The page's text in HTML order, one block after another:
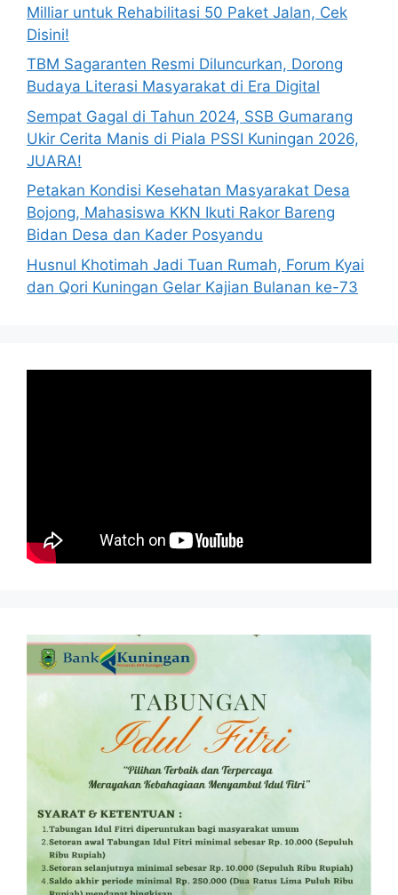
Milliar untuk Rehabilitasi 50 Paket Jalan, Cek
Disini!
TBM Sagaranten Resmi Diluncurkan, Dorong
Budaya Literasi Masyarakat di Era Digital
Sempat Gagal di Tahun 2024, SSB Gumarang
Ukir Cerita Manis di Piala PSSI Kuningan 2026,
JUARA!
Petakan Kondisi Kesehatan Masyarakat Desa
Bojong, Mahasiswa KKN Ikuti Rakor Bareng
Bidan Desa dan Kader Posyandu
Husnul Khotimah Jadi Tuan Rumah, Forum Kyai
dan Qori Kuningan Gelar Kajian Bulanan ke-73